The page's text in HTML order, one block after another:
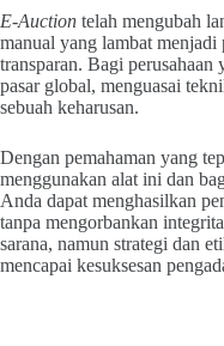
E-Auction telah mengubah
manual yang lambat
transparan. Bagi
pasar global, menguasai
sebuah keharusan.
Dengan pemahaman yang
menggunakan alat ini dan
Anda dapat menghasilkan
tanpa mengorbankan
sarana, namun strategi dan
mencapai kesuksesan